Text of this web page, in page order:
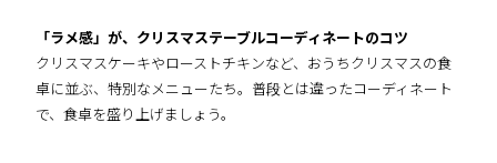
「ラメ感」が、クリスマステーブルコーディネートのコツ
クリスマスケーキやローストチキンなど、おうちクリスマスの食
卓に並ぶ、特別なメニューたち。普段とは違ったコーディネート
で、食卓を盛り上げましょう。